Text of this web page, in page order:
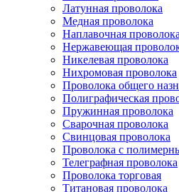
Латунная проволока
Медная проволока
Наплавочная проволока
Нержавеющая
Никелевая проволока
Нихромовая проволока
Проволока общего
Полиграфическая
Пружинная проволока
Сварочная проволока
Свинцовая проволока
Проволока с
Телеграфная проволока
Проволока торговая
Титановая проволока